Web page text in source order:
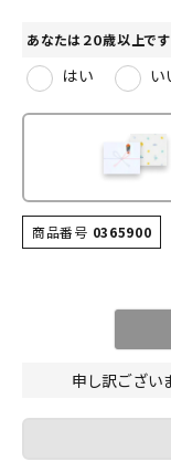
あなたは２０歳以上です
はい い
商品番号 0365900
申し訳ござい